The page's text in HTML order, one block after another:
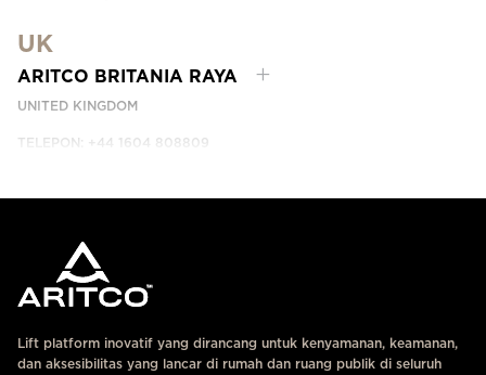
HUBUNGI KAMI
UK
ARITCO BRITANIA RAYA
UNITED KINGDOM
TELEPON: +44 1604 808809
Lift platform inovatif yang dirancang untuk kenyamanan, keamanan,
dan aksesibilitas yang lancar di rumah dan ruang publik di seluruh